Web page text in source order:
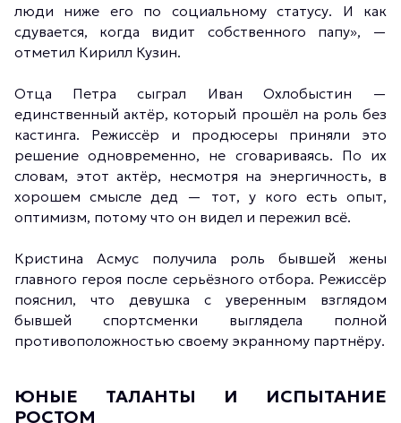
люди ниже его по социальному статусу. И как
сдувается, когда видит собственного папу», —
отметил Кирилл Кузин.
Отца Петра сыграл Иван Охлобыстин —
единственный актёр, который прошёл на роль без
кастинга. Режиссёр и продюсеры приняли это
решение одновременно, не сговариваясь. По их
словам, этот актёр, несмотря на энергичность, в
хорошем смысле дед — тот, у кого есть опыт,
оптимизм, потому что он видел и пережил всё.
Кристина Асмус получила роль бывшей жены
главного героя после серьёзного отбора. Режиссёр
пояснил, что девушка с уверенным взглядом
бывшей спортсменки выглядела полной
противоположностью своему экранному партнёру.
ЮНЫЕ ТАЛАНТЫ И ИСПЫТАНИЕ
РОСТОМ